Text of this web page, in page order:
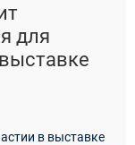
для
в выставке